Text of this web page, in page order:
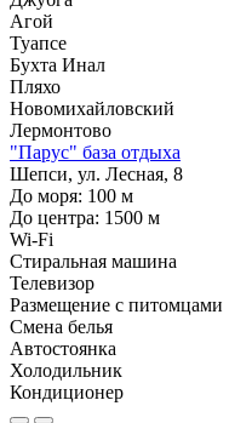
Агой
Туапсе
Бухта Инал
Пляхо
Новомихайловский
Лермонтово
"Парус" база отдыха
Шепси, ул. Лесная, 8
До моря: 100 м
До центра: 1500 м
Wi-Fi
Стиральная машина
Телевизор
Размещение с питомцами
Смена белья
Автостоянка
Холодильник
Кондиционер